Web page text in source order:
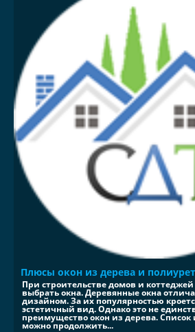
Плюсы окон из дерева и
При строительстве домов и
выбрать окна. Деревянные окна
дизайном. За их популярностью
эстетичный вид. Однако это не
преимущество окон из дерева.
можно продолжить...